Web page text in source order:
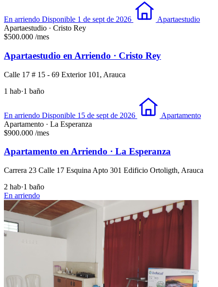
En arriendo Disponible 1 de sept de 2026
Apartaestudio
Apartaestudio · Cristo Rey
$500.000 /mes
Apartaestudio en Arriendo · Cristo Rey
Calle 17 # 15 - 69 Exterior 101, Arauca
1 hab·1 baño
En arriendo Disponible 15 de sept de 2026
Apartamento
Apartamento · La Esperanza
$900.000 /mes
Apartamento en Arriendo · La Esperanza
Carrera 23 Calle 17 Esquina Apto 301 Edificio Ortoligth, Arauca
2 hab·1 baño
En arriendo